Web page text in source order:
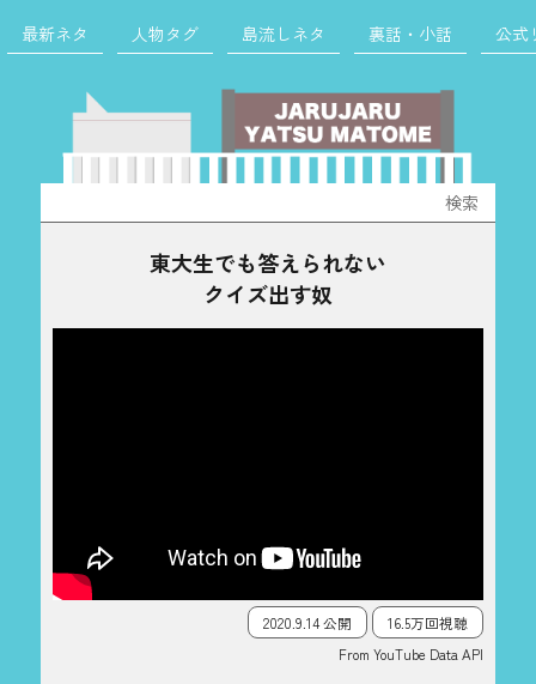
最新ネタ 人物タグ 島流しネタ 裏話・小話 公式
索:
東大生でも答えられない
クイズ出す奴
2020.9.14 公開
16.5万回視聴
From YouTube Data API